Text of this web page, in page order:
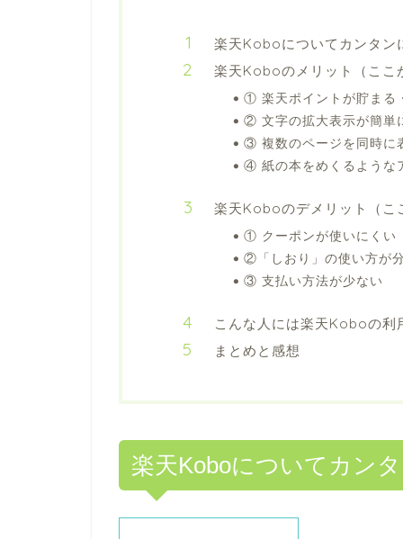
楽天Koboについてカンタン
楽天Koboのメリット（ここ
① 楽天ポイントが貯まる
② 文字の拡大表示が簡単
③ 複数のページを同時に
④ 紙の本をめくるような
楽天Koboのデメリット（こ
① クーポンが使いにくい
②「しおり」の使い方が
③ 支払い方法が少ない
こんな人には楽天Koboの利
まとめと感想
楽天Koboについてカン